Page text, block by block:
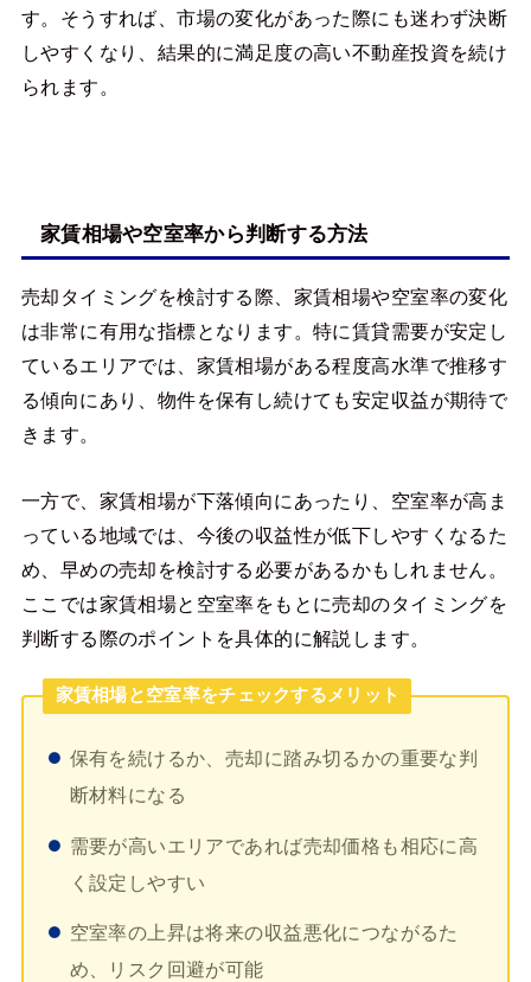
す。そうすれば、市場の変化があった際にも迷わず決断
しやすくなり、結果的に満足度の高い不動産投資を続け
られます。
家賃相場や空室率から判断する方法
売却タイミングを検討する際、家賃相場や空室率の変化
は非常に有用な指標となります。特に賃貸需要が安定し
ているエリアでは、家賃相場がある程度高水準で推移す
る傾向にあり、物件を保有し続けても安定収益が期待で
きます。
一方で、家賃相場が下落傾向にあったり、空室率が高ま
っている地域では、今後の収益性が低下しやすくなるた
め、早めの売却を検討する必要があるかもしれません。
ここでは家賃相場と空室率をもとに売却のタイミングを
判断する際のポイントを具体的に解説します。
家賃相場と空室率をチェックするメリット
保有を続けるか、売却に踏み切るかの重要な判
断材料になる
需要が高いエリアであれば売却価格も相応に高
く設定しやすい
空室率の上昇は将来の収益悪化につながるた
め、リスク回避が可能